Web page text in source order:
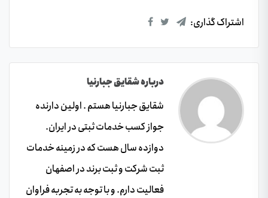
اشتراک گذاری:
درباره شقایق جبارنیا
شقایق جبارنیا هستم . اولین دارنده
جواز کسب خدمات ثبتی در ایران.
دوازده سال هست که در زمینه خدمات
ثبت شرکت و ثبت برند در اصفهان
فعالیت دارم. و با توجه به تجربه فراوان